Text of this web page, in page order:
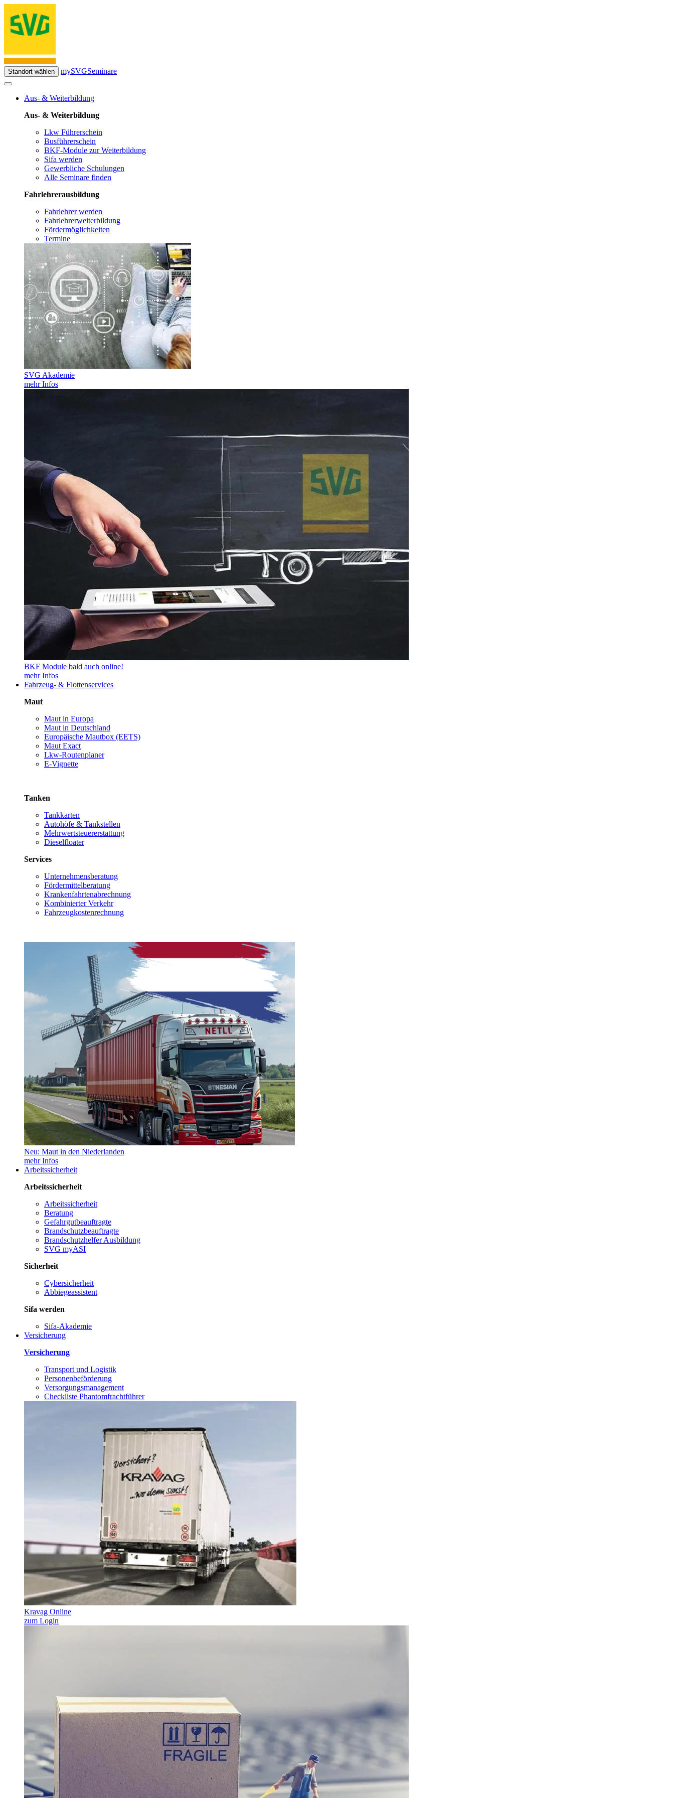
Standort wählen mySVGSeminare
Aus- & Weiterbildung
Aus- & Weiterbildung
Lkw Führerschein
Busführerschein
BKF-Module zur Weiterbildung
Sifa werden
Gewerbliche Schulungen
Alle Seminare finden
Fahrlehrerausbildung
Fahrlehrer werden
Fahrlehrerweiterbildung
Fördermöglichkeiten
Termine
SVG Akademie
mehr Infos
BKF Module bald auch online!
mehr Infos
Fahrzeug- & Flottenservices
Maut
Maut in Europa
Maut in Deutschland
Europäische Mautbox (EETS)
Maut Exact
Lkw-Routenplaner
E-Vignette
Tanken
Tankkarten
Autohöfe & Tankstellen
Mehrwertsteuererstattung
Dieselfloater
Services
Unternehmensberatung
Fördermittelberatung
Krankenfahrtenabrechnung
Kombinierter Verkehr
Fahrzeugkostenrechnung
Neu: Maut in den Niederlanden
mehr Infos
Arbeitssicherheit
Arbeitssicherheit
Arbeitssicherheit
Beratung
Gefahrgutbeauftragte
Brandschutzbeauftragte
Brandschutzhelfer Ausbildung
SVG myASI
Sicherheit
Cybersicherheit
Abbiegeassistent
Sifa werden
Sifa-Akademie
Versicherung
Versicherung
Transport und Logistik
Personenbeförderung
Versorgungsmanagement
Checkliste Phantomfrachtführer
Kravag Online
zum Login